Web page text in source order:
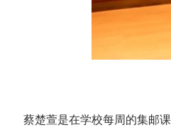
蔡楚萱是在学校每周的集邮课